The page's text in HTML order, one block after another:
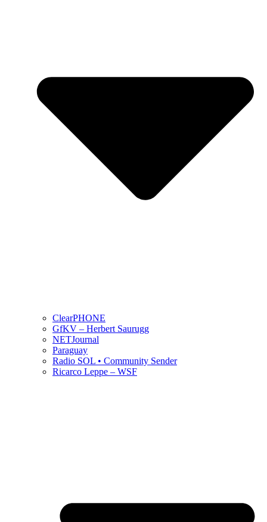
ClearPHONE
GfKV – Herbert Saurugg
NETJournal
Paraguay
Radio SOL • Community Sender
Ricarco Leppe – WSF